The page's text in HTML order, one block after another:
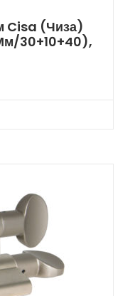
Cisa (Чиза)
30+10+40),